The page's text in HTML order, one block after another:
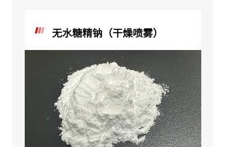
无水糖精钠（干燥喷雾）